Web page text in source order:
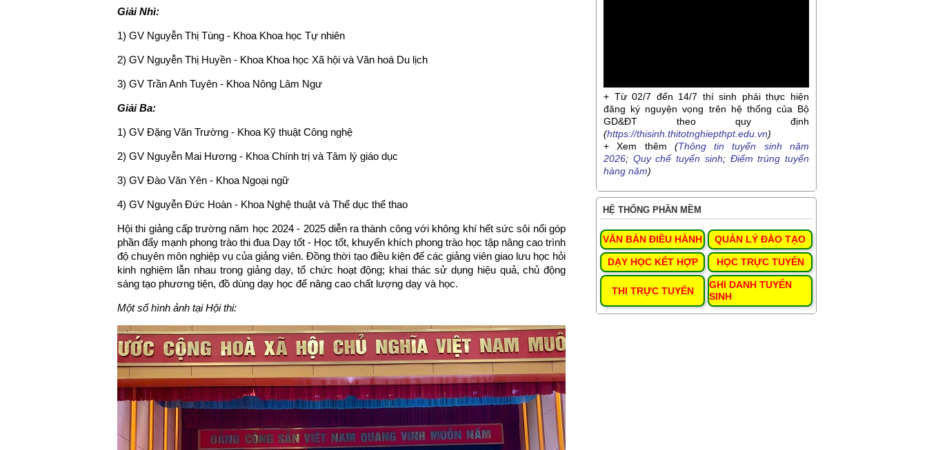
Giải Nhì:
1) GV Nguyễn Thị Tùng - Khoa Khoa học Tự nhiên
2) GV Nguyễn Thị Huyền - Khoa Khoa học Xã hội và Văn hoá Du lịch
3) GV Trần Anh Tuyên - Khoa Nông Lâm Ngư
Giải Ba:
1) GV Đặng Văn Trường - Khoa Kỹ thuật Công nghệ
2) GV Nguyễn Mai Hương - Khoa Chính trị và Tâm lý giáo dục
3) GV Đào Văn Yên - Khoa Ngoại ngữ
4) GV Nguyễn Đức Hoàn - Khoa Nghệ thuật và Thể dục thể thao
Hội thi giảng cấp trường năm học 2024 - 2025 diễn ra thành công với không khí hết sức sôi nổi góp
phần đẩy mạnh phong trào thi đua Dạy tốt - Học tốt, khuyến khích phong trào học tập nâng cao trình
độ chuyên môn nghiệp vụ của giảng viên. Đồng thời tạo điều kiện để các giảng viên giao lưu học hỏi
kinh nghiệm lẫn nhau trong giảng dạy, tổ chức hoạt động; khai thác sử dụng hiệu quả, chủ động
sáng tạo phương tiện, đồ dùng dạy học để nâng cao chất lượng dạy và học.
Một số hình ảnh tại Hội thi:
+ Từ 02/7 đến 14/7 thí sinh phải thực hiện
đăng ký nguyện vọng trên hệ thống của Bộ
GD&ĐT theo quy định
(https://thisinh.thitotnghiepthpt.edu.vn)
+ Xem thêm (Thông tin tuyển sinh năm
2026; Quy chế tuyển sinh; Điểm trúng tuyển
hàng năm)
HỆ THỐNG PHẦN MỀM
VĂN BẢN ĐIỀU HÀNH QUẢN LÝ ĐÀO TẠO
DẠY HỌC KẾT HỢP HỌC TRỰC TUYẾN
THI TRỰC TUYẾN
GHI DANH TUYỂN
SINH